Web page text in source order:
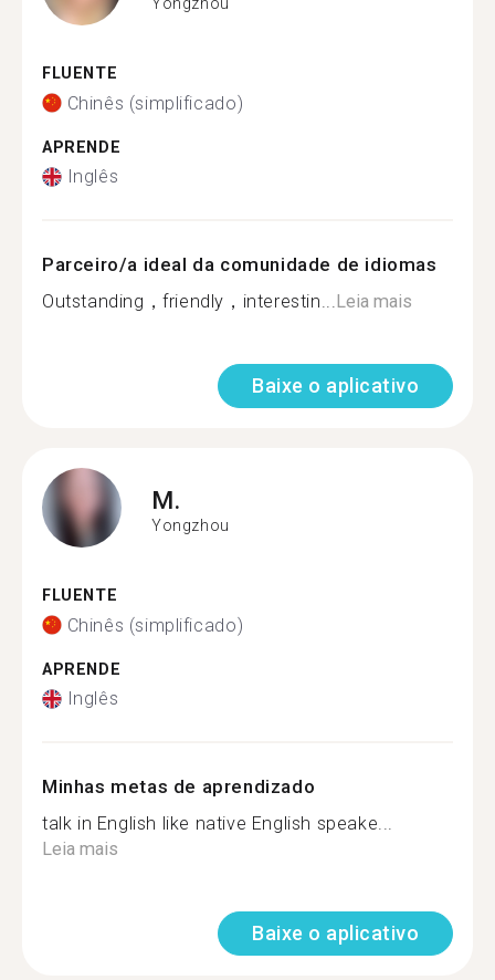
FLUENTE
Chinês (simplificado)
APRENDE
Inglês
Parceiro/a ideal da comunidade de idiomas
Outstanding，friendly，interestin...Leia mais
Baixe o aplicativo
M.
Yongzhou
FLUENTE
Chinês (simplificado)
APRENDE
Inglês
Minhas metas de aprendizado
talk in English like native English speake...
Leia mais
Baixe o aplicativo